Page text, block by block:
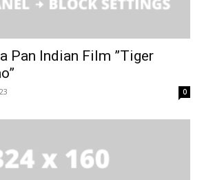
Pan Indian Film ”Tiger
0